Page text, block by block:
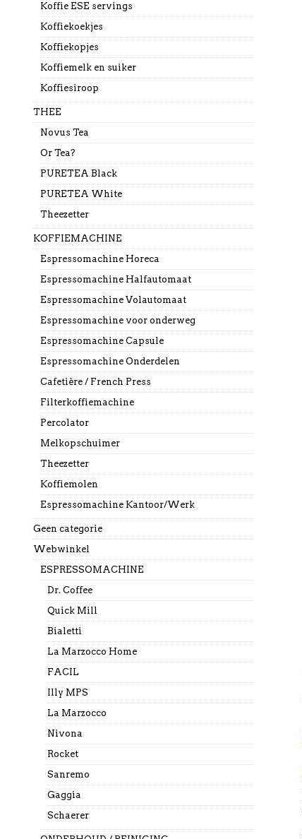
Koffie ESE servings
Koffiekoekjes
Koffiekopjes
Koffiemelk en suiker
Koffiesiroop
THEE
Novus Tea
Or Tea?
PURETEA Black
PURETEA White
Theezetter
KOFFIEMACHINE
Espressomachine Horeca
Espressomachine Halfautomaat
Espressomachine Volautomaat
Espressomachine voor onderweg
Espressomachine Capsule
Espressomachine Onderdelen
Cafetière / French Press
Filterkoffiemachine
Percolator
Melkopschuimer
Theezetter
Koffiemolen
Espressomachine Kantoor/Werk
Geen categorie
Webwinkel
ESPRESSOMACHINE
Dr. Coffee
Quick Mill
Bialetti
La Marzocco Home
FACIL
Illy MPS
La Marzocco
Nivona
Rocket
Sanremo
Gaggia
Schaerer